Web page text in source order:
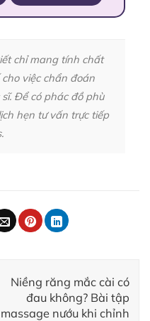
chỉ mang tính chất
việc chẩn đoán
Để có phác đồ phù
hẹn tư vấn trực tiếp
Niềng răng mắc cài có
đau không? Bài tập
massage nướu khi chỉnh